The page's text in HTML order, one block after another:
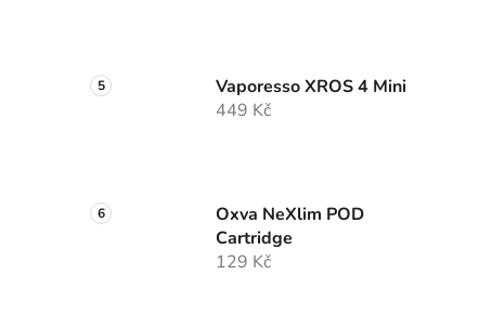
Vaporesso XROS 4 Mini
449 Kč
Oxva NeXlim POD
Cartridge
129 Kč